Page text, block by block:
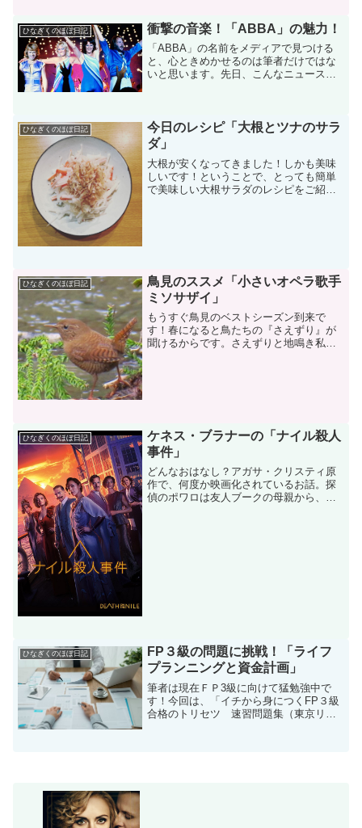
関係性について...
ひなぎくのほぼ日記 衝撃の音楽！「ABBA」の魅力！
「ABBA」の名前をメディアで見つける
と、心ときめかせるのは筆者だけではな
いと思います。先日、こんなニュースを
ひなぎくのほぼ日記
今日のレシピ「大根とツナのサラ
ダ」
大根が安くなってきました！しかも美味
しいです！ということで、とっても簡単
で美味しい大根サラダのレシピをご紹介
ひなぎくのほぼ日記
鳥見のススメ「小さいオペラ歌手
ミソサザイ」
もうすぐ鳥見のベストシーズン到来で
す！春になると鳥たちの『さえずり』が
聞けるからです。さえずりと地鳴き私は
ひなぎくのほぼ日記
ケネス・ブラナーの「ナイル殺人
事件」
どんなおはなし？アガサ・クリスティ原
作で、何度か映画化されているお話。探
偵のポワロは友人ブークの母親から、あ
ひなぎくのほぼ日記
FP３級の問題に挑戦！「ライフ
プランニングと資金計画」
筆者は現在ＦＰ3級に向けて猛勉強中で
す！今回は、「イチから身につくFP３級
合格のトリセツ 速習問題集（東京リー